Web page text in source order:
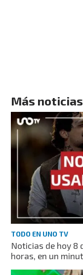
Más noticias
TODO EN UNO TV
Noticias de hoy 8
horas, en un